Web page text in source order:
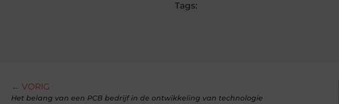
Tags:
← VORIG
Het belang van een PCB bedrijf in de ontwikkeling van technologie